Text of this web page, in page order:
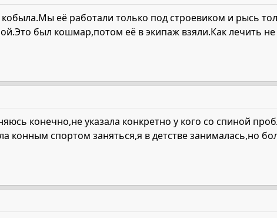
её работали только под строевиком и рысь
был кошмар,потом её в экипаж взяли.Как лечить не
конечно,не указала конкретно у кого со спиной
конным спортом заняться,я в детстве занималась,но